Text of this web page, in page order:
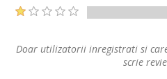
Doar utilizatorii inregistrati si
scrie